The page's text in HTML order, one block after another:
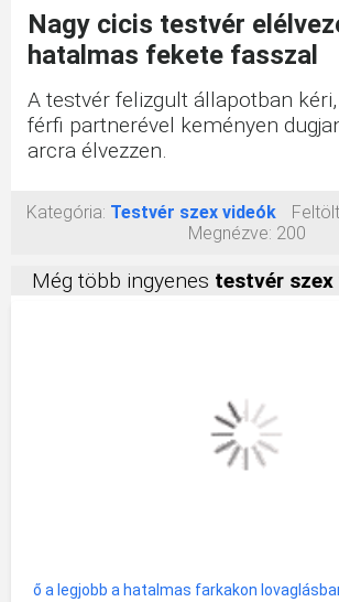
Nagy cicis testvér
hatalmas fekete fasszal
A testvér felizgult állapotban
férfi partnerével keményen
arcra élvezzen.
Kategória: Testvér szex videók
Megnézve: 200
Még több ingyenes testvér szex
ő a legjobb a hatalmas farkakon